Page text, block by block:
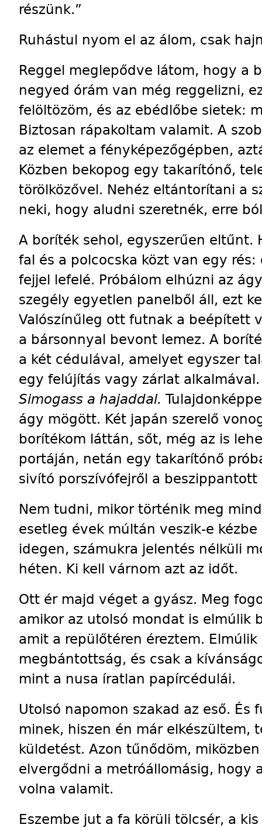
részünk.”
Ruhástul nyom el az álom, csak
Reggel meglepődve látom, hogy a
negyed órám van még reggelizni,
felöltözöm, és az ebédlőbe sietek:
Biztosan rápakoltam valamit. A
az elemet a fényképezőgépben,
Közben bekopog egy takarítónő,
törölközővel. Nehéz eltántorítani a
neki, hogy aludni szeretnék, erre
A boríték sehol, egyszerűen eltűnt.
fal és a polcocska közt van egy
fejjel lefelé. Próbálom elhúzni az
szegély egyetlen panelből áll, ezt
Valószínűleg ott futnak a beépített
a bársonnyal bevont lemez. A
a két cédulával, amelyet egyszer
egy felújítás vagy zárlat alkalmával.
Simogass a hajaddal.
ágy mögött. Két japán szerelő
borítékom láttán, sőt, még az is
portáján, netán egy takarítónő
sivító porszívófejről a
Nem tudni, mikor történik meg
esetleg évek múltán veszik-e
idegen, számukra jelentés nélküli
héten. Ki kell várnom azt az időt.
Ott ér majd véget a gyász. Meg
amikor az utolsó mondat is elmúlik
amit a repülőtéren éreztem.
megbántottság, és csak a
mint a nusa íratlan papírcédulái.
Utolsó napomon szakad az eső. És
minek, hiszen én már elkészültem,
küldetést. Azon tűnődöm,
elvergődni a metróállomásig, hogy
volna valamit.
Eszembe jut a fa körüli tölcsér, a